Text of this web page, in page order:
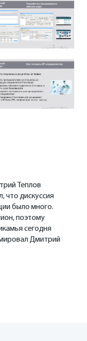
Теплов
что дискуссия
было много.
поэтому
сегодня
Дмитрий